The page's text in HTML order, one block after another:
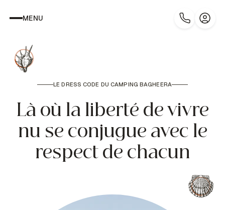
MENU
LE DRESS CODE DU CAMPING BAGHEERA
Là où la liberté de vivre
nu se conjugue avec le
respect de chacun